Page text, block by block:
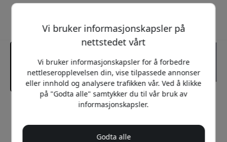
Anbefalt pris
449 NOK
Vi bruker informasjonskapsler på
nettstedet vårt
Vi bruker informasjonskapsler for å forbedre
nettleseropplevelsen din, vise tilpassede annonser
eller innhold og analysere trafikken vår. Ved å klikke
på "Godta alle" samtykker du til vår bruk av
informasjonskapsler.
Godta alle